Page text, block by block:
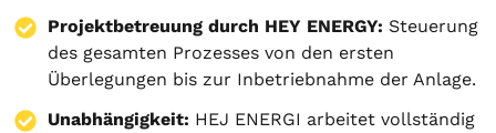
Projektbetreuung durch HEY ENERGY: Steuerung
des gesamten Prozesses von den ersten
Überlegungen bis zur Inbetriebnahme der Anlage.
Unabhängigkeit: HEJ ENERGI arbeitet vollständig